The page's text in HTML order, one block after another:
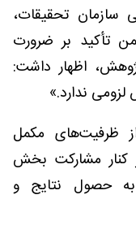
سازمان تحقیقات،
تأکید بر ضرورت
اظهار داشت:
ندارد.»
ظرفیت‌های مکمل
کنار مشارکت بخش
حصول نتایج و